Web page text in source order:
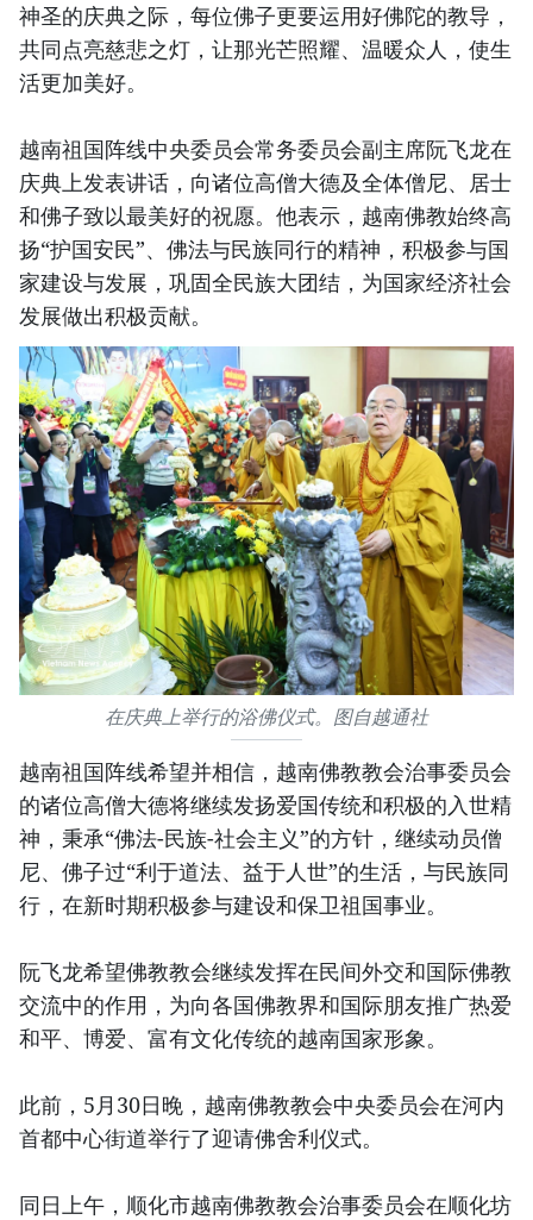
神圣的庆典之际，每位佛子更要运用好佛陀的教导，
共同点亮慈悲之灯，让那光芒照耀、温暖众人，使生
活更加美好。
越南祖国阵线中央委员会常务委员会副主席阮飞龙在
庆典上发表讲话，向诸位高僧大德及全体僧尼、居士
和佛子致以最美好的祝愿。他表示，越南佛教始终高
扬“护国安民”、佛法与民族同行的精神，积极参与国
家建设与发展，巩固全民族大团结，为国家经济社会
发展做出积极贡献。
在庆典上举行的浴佛仪式。图自越通社
越南祖国阵线希望并相信，越南佛教教会治事委员会
的诸位高僧大德将继续发扬爱国传统和积极的入世精
神，秉承“佛法-民族-社会主义”的方针，继续动员僧
尼、佛子过“利于道法、益于人世”的生活，与民族同
行，在新时期积极参与建设和保卫祖国事业。
阮飞龙希望佛教教会继续发挥在民间外交和国际佛教
交流中的作用，为向各国佛教界和国际朋友推广热爱
和平、博爱、富有文化传统的越南国家形象。
此前，5月30日晚，越南佛教教会中央委员会在河内
首都中心街道举行了迎请佛舍利仪式。
同日上午，顺化市越南佛教教会治事委员会在顺化坊